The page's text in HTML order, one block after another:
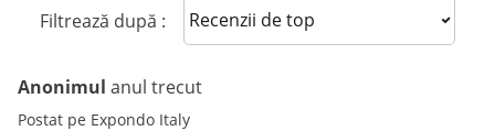
Filtrează după : Sort reviews
Anonimul anul trecut
Postat pe Expondo Italy